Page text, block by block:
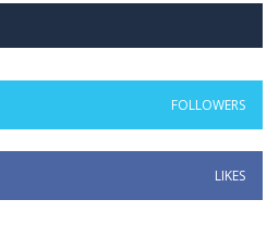
FOLLOWERS
LIKES